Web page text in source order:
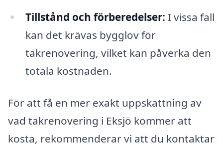
Tillstånd och förberedelser: I vissa fall
kan det krävas bygglov för
takrenovering, vilket kan påverka den
totala kostnaden.
För att få en mer exakt uppskattning av
vad takrenovering i Eksjö kommer att
kosta, rekommenderar vi att du kontaktar